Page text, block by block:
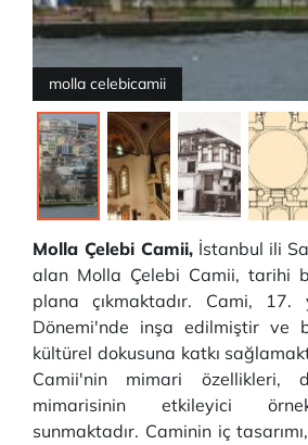
molla celebicamii
Molla Çelebi Camii, İstanbul ili
alan Molla Çelebi Camii, tarihi
plana çıkmaktadır. Cami, 17.
Dönemi'nde inşa edilmiştir ve
kültürel dokusuna katkı
Camii'nin mimari özellikleri,
mimarisinin etkileyici
sunmaktadır. Caminin iç